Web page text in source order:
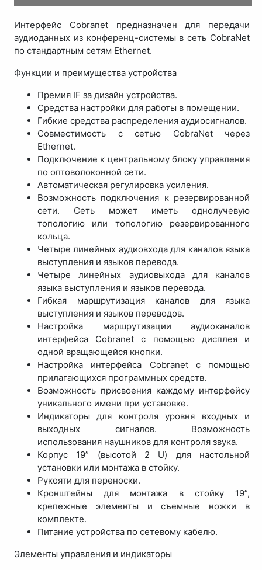
Интерфейс Cobranet предназначен для передачи
аудиоданных из конференц-системы в сеть CobraNet
по стандартным сетям Ethernet.
Функции и преимущества устройства
Премия IF за дизайн устройства.
Средства настройки для работы в помещении.
Гибкие средства распределения аудиосигналов.
Совместимость с сетью CobraNet через
Ethernet.
Подключение к центральному блоку управления
по оптоволоконной сети.
Автоматическая регулировка усиления.
Возможность подключения к резервированной
сети. Сеть может иметь однолучевую
топологию или топологию резервированного
кольца.
Четыре линейных аудиовхода для каналов языка
выступления и языков перевода.
Четыре линейных аудиовыхода для каналов
языка выступления и языков перевода.
Гибкая маршрутизация каналов для языка
выступления и языков переводов.
Настройка маршрутизации аудиоканалов
интерфейса Cobranet с помощью дисплея и
одной вращающейся кнопки.
Настройка интерфейса Cobranet с помощью
прилагающихся программных средств.
Возможность присвоения каждому интерфейсу
уникального имени при установке.
Индикаторы для контроля уровня входных и
выходных сигналов. Возможность
использования наушников для контроля звука.
Корпус 19” (высотой 2 U) для настольной
установки или монтажа в стойку.
Рукояти для переноски.
Кронштейны для монтажа в стойку 19”,
крепежные элементы и съемные ножки в
комплекте.
Питание устройства по сетевому кабелю.
Элементы управления и индикаторы